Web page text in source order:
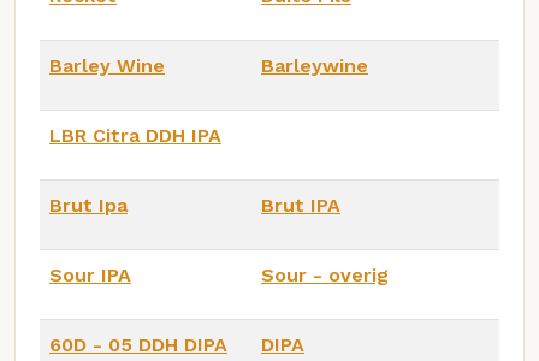
Barley Wine Barleywine
LBR Citra DDH IPA
Brut Ipa Brut IPA
Sour IPA Sour - overig
60D - 05 DDH DIPA
DIPA